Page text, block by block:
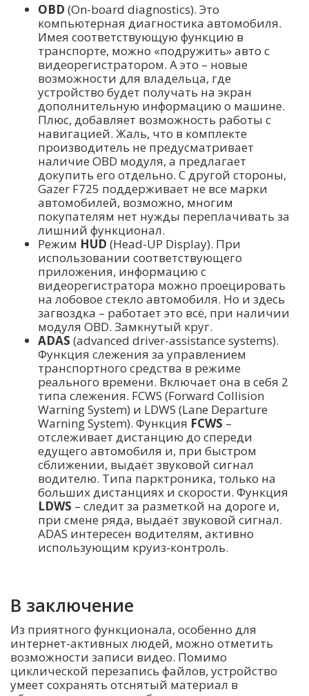
OBD (On-board diagnostics). Это
компьютерная диагностика автомобиля.
Имея соответствующую функцию в
транспорте, можно «подружить» авто с
видеорегистратором. А это – новые
возможности для владельца, где
устройство будет получать на экран
дополнительную информацию о машине.
Плюс, добавляет возможность работы с
навигацией. Жаль, что в комплекте
производитель не предусматривает
наличие OBD модуля, а предлагает
докупить его отдельно. С другой стороны,
Gazer F725 поддерживает не все марки
автомобилей, возможно, многим
покупателям нет нужды переплачивать за
лишний функционал.
Режим HUD (Head-UP Display). При
использовании соответствующего
приложения, информацию с
видеорегистратора можно проецировать
на лобовое стекло автомобиля. Но и здесь
загвоздка – работает это всё, при наличии
модуля OBD. Замкнутый круг.
ADAS (advanced driver-assistance systems).
Функция слежения за управлением
транспортного средства в режиме
реального времени. Включает она в себя 2
типа слежения. FCWS (Forward Collision
Warning System) и LDWS (Lane Departure
Warning System). Функция FCWS –
отслеживает дистанцию до спереди
едущего автомобиля и, при быстром
сближении, выдаёт звуковой сигнал
водителю. Типа парктроника, только на
больших дистанциях и скорости. Функция
LDWS – следит за разметкой на дороге и,
при смене ряда, выдаёт звуковой сигнал.
ADAS интересен водителям, активно
использующим круиз-контроль.
В заключение
Из приятного функционала, особенно для
интернет-активных людей, можно отметить
возможности записи видео. Помимо
циклической перезапись файлов, устройство
умеет сохранять отснятый материал в